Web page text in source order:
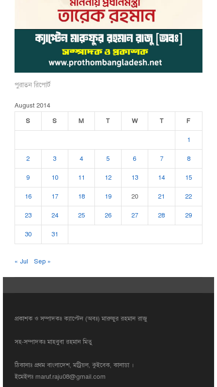
পুরাতন রিপোর্ট
August 2014
S
S M T W T F
1
2 3 4 5 6 7 8
9 10 11 12 13 14 15
16 17 18 19 20 21 22
23 24 25 26 27 28 29
30 31
« Jul Sep »
প্রকাশক ও সম্পাদকঃ ক্যাপ্টেন (অবঃ) মারুফুর রহমান রাজু
সহ-সম্পাদকঃ মাহবুবা রহমান মিতু
ঠিকানাঃ প্রথম বাংলাদেশ, মট্রিয়ল, কুইবেক, কানাডা ।
ইমেইলঃ maruf.raju08@gmail.com